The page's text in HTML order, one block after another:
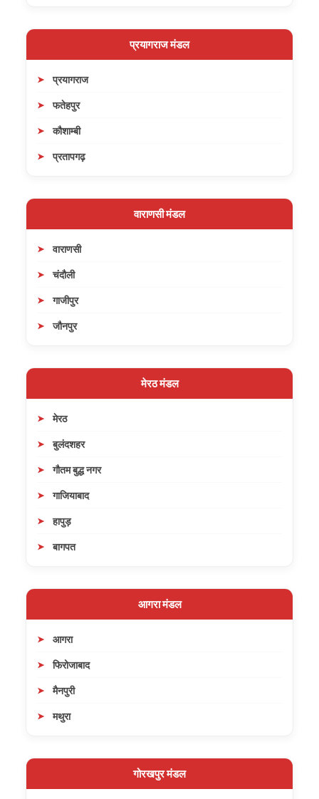
प्रयागराज मंडल
प्रयागराज
फतेहपुर
कौशाम्बी
प्रतापगढ़
वाराणसी मंडल
वाराणसी
चंदौली
गाजीपुर
जौनपुर
मेरठ मंडल
मेरठ
बुलंदशहर
गौतम बुद्ध नगर
गाजियाबाद
हापुड़
बागपत
आगरा मंडल
आगरा
फिरोजाबाद
मैनपुरी
मथुरा
गोरखपुर मंडल